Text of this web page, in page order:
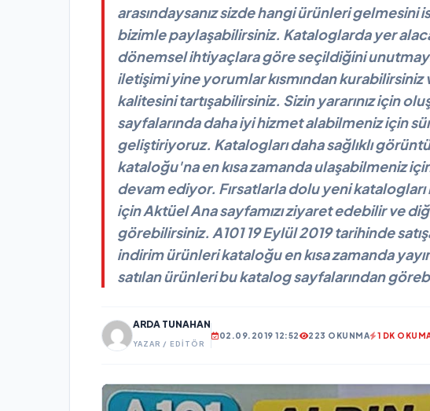
arasındaysanız sizde hangi ürünleri gelmesini
bizimle paylaşabilirsiniz. Kataloglarda yer
dönemsel ihtiyaçlara göre seçildiğini
iletişimi yine yorumlar kısmından
kalitesini tartışabilirsiniz. Sizin yararınız için
sayfalarında daha iyi hizmet alabilmeniz için
geliştiriyoruz. Katalogları daha sağlıklı
kataloğu'na en kısa zamanda ulaşabilmeniz
devam ediyor. Fırsatlarla dolu yeni
için Aktüel Ana sayfamızı ziyaret edebilir ve
görebilirsiniz. A101 19 Eylül 2019 tarihinde
indirim ürünleri kataloğu en kısa zamanda
satılan ürünleri bu katalog sayfalarından
ARDA TUNAHAN
YAZAR / EDITÖR
02.09.2019 12:52 223 OKUNMA 1 DK